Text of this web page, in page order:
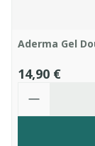
Aderma Gel
14,90 €